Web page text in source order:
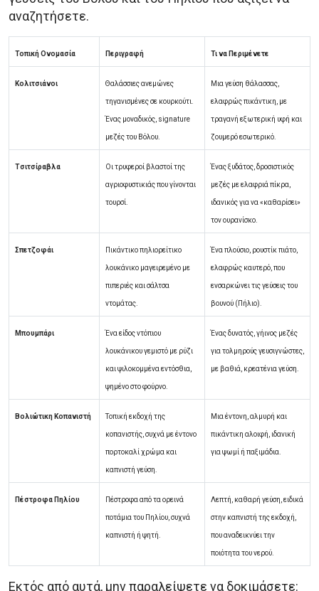
αναζητήσετε.
Τοπική Ονομασία Περιγραφή Τι να Περιμένετε
Κολιτσιάνοι Θαλάσσιες ανεμώνες
τηγανισμένες σε κουρκούτι.
Ένας μοναδικός, signature
μεζές του Βόλου.
Μια γεύση θάλασσας,
ελαφρώς πικάντικη, με
τραγανή εξωτερική υφή και
ζουμερό εσωτερικό.
Τσιτσίραβλα Οι τρυφεροί βλαστοί της
αγριοφυστικιάς που γίνονται
τουρσί.
Ένας ξυδάτος, δροσιστικός
μεζές με ελαφριά πίκρα,
ιδανικός για να «καθαρίσει»
τον ουρανίσκο.
Σπετζοφάι Πικάντικο πηλιορείτικο
λουκάνικο μαγειρεμένο με
πιπεριές και σάλτσα
ντομάτας.
Ένα πλούσιο, ρουστίκ πιάτο,
ελαφρώς καυτερό, που
ενσαρκώνει τις γεύσεις του
βουνού (Πήλιο).
Μπουμπάρι Ένα είδος ντόπιου
λουκάνικου γεμιστό με ρύζι
και ψιλοκομμένα εντόσθια,
ψημένο στο φούρνο.
Ένας δυνατός, γήινος μεζές
για τολμηρούς γευσιγνώστες,
με βαθιά, κρεατένια γεύση.
Βολιώτικη Κοπανιστή Τοπική εκδοχή της
κοπανιστής, συχνά με έντονο
πορτοκαλί χρώμα και
καπνιστή γεύση.
Μια έντονη, αλμυρή και
πικάντικη αλοιφή, ιδανική
για ψωμί ή παξιμάδια.
Πέστροφα Πηλίου Πέστροφα από τα ορεινά
ποτάμια του Πηλίου, συχνά
καπνιστή ή ψητή.
Λεπτή, καθαρή γεύση, ειδικά
στην καπνιστή της εκδοχή,
που αναδεικνύει την
ποιότητα του νερού.
Εκτός από αυτά, μην παραλείψετε να δοκιμάσετε: